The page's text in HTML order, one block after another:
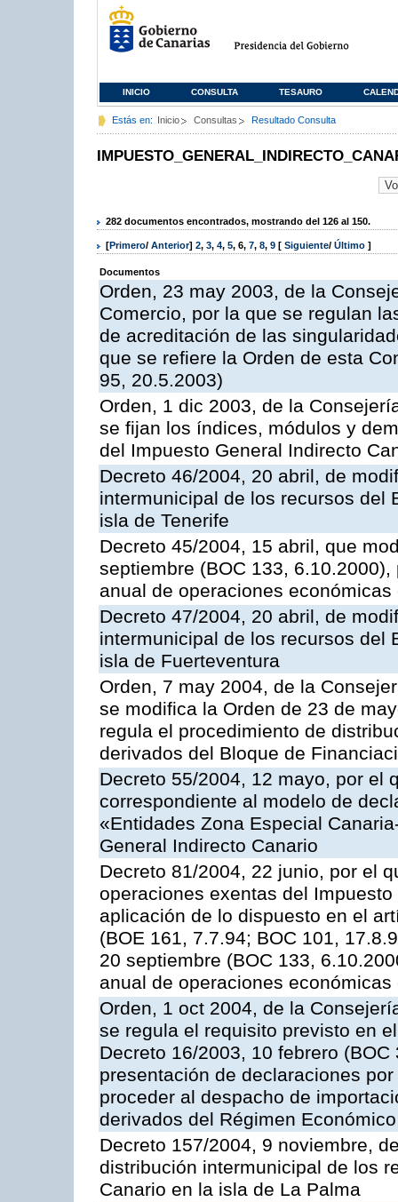
INICIO CONSULTA TESAURO
Estás en: Inicio Consultas Resultado Consulta
282 documentos encontrados, mostrando del 126 al 150.
[Primero/ Anterior] 2, 3, 4, 5, 6, 7, 8, 9 [ Siguiente/ Último ]
Documentos
Orden, 23 may 2003, de la
Comercio, por la que se regulan
de acreditación de las
que se refiere la Orden de esta
95, 20.5.2003)
Orden, 1 dic 2003, de la
se fijan los índices, módulos y
del Impuesto General Indirecto
Decreto 46/2004, 20 abril, de
intermunicipal de los recursos del
isla de Tenerife
Decreto 45/2004, 15 abril, que
septiembre (BOC 133,
anual de operaciones
Decreto 47/2004, 20 abril, de
intermunicipal de los recursos del
isla de Fuerteventura
Orden, 7 may 2004, de la
se modifica la Orden de 23 de
regula el procedimiento de
derivados del Bloque de
Decreto 55/2004, 12 mayo, por el
correspondiente al modelo de
«Entidades Zona Especial
General Indirecto Canario
Decreto 81/2004, 22 junio, por el
operaciones exentas del
aplicación de lo dispuesto en el
(BOE 161, 7.7.94; BOC 101,
20 septiembre (BOC 133,
anual de operaciones
Orden, 1 oct 2004, de la
se regula el requisito previsto en
Decreto 16/2003, 10 febrero
presentación de declaraciones
proceder al despacho de
derivados del Régimen
Decreto 157/2004, 9 noviembre,
distribución intermunicipal de los
Canario en la isla de La Palma